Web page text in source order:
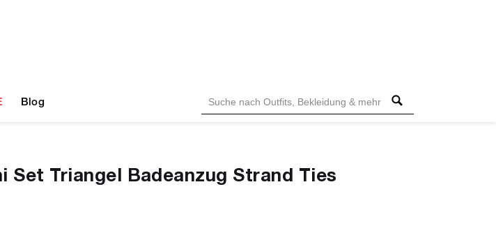
Blog
Set Triangel Badeanzug Strand Ties